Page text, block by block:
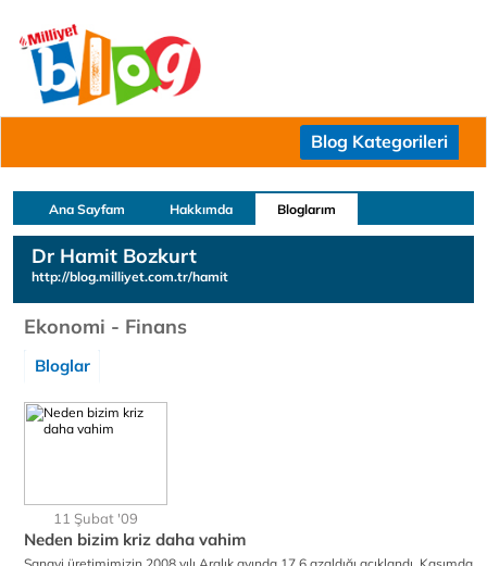
Blog Kategorileri
Ana Sayfam Hakkımda Bloglarım
Dr Hamit Bozkurt
http://blog.milliyet.com.tr/hamit
Ekonomi - Finans
Bloglar
11 Şubat '09
Neden bizim kriz daha vahim